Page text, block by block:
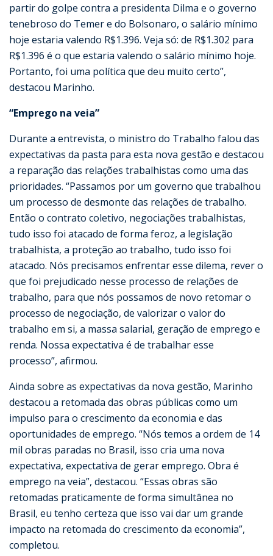
partir do golpe contra a presidenta Dilma e o governo
tenebroso do Temer e do Bolsonaro, o salário mínimo
hoje estaria valendo R$1.396. Veja só: de R$1.302 para
R$1.396 é o que estaria valendo o salário mínimo hoje.
Portanto, foi uma política que deu muito certo”,
destacou Marinho.
“Emprego na veia”
Durante a entrevista, o ministro do Trabalho falou das
expectativas da pasta para esta nova gestão e destacou
a reparação das relações trabalhistas como uma das
prioridades. “Passamos por um governo que trabalhou
um processo de desmonte das relações de trabalho.
Então o contrato coletivo, negociações trabalhistas,
tudo isso foi atacado de forma feroz, a legislação
trabalhista, a proteção ao trabalho, tudo isso foi
atacado. Nós precisamos enfrentar esse dilema, rever o
que foi prejudicado nesse processo de relações de
trabalho, para que nós possamos de novo retomar o
processo de negociação, de valorizar o valor do
trabalho em si, a massa salarial, geração de emprego e
renda. Nossa expectativa é de trabalhar esse
processo”, afirmou.
Ainda sobre as expectativas da nova gestão, Marinho
destacou a retomada das obras públicas como um
impulso para o crescimento da economia e das
oportunidades de emprego. “Nós temos a ordem de 14
mil obras paradas no Brasil, isso cria uma nova
expectativa, expectativa de gerar emprego. Obra é
emprego na veia”, destacou. “Essas obras são
retomadas praticamente de forma simultânea no
Brasil, eu tenho certeza que isso vai dar um grande
impacto na retomada do crescimento da economia”,
completou.